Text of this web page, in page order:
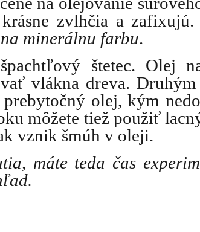
zvlhčia a zafixujú.
minerálnu farbu.
štetec. Olej
vlákna dreva. Druhým
olej, kým
môžete tiež použiť
vznik šmúh v oleji.
máte teda čas